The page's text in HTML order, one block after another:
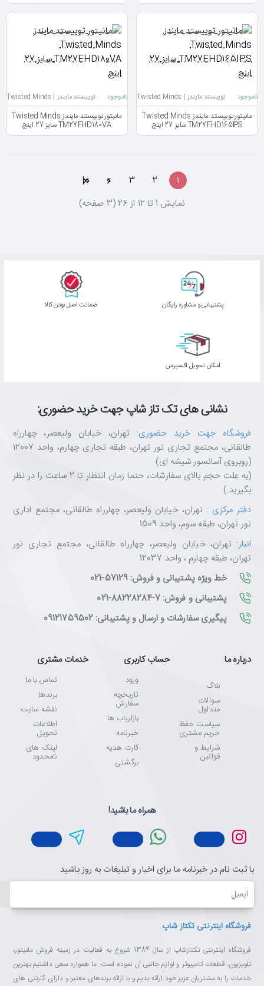
ناموجود توییستد مایندز | Twisted Minds
مانیتور توییستد مایندز Twisted Minds
TM27FHD165IPS سایز 27 اینچ
ناموجود توییستد مایندز | Twisted Minds
مانیتور توییستد مایندز Twisted Minds
TM27FHD180VA سایز 27 اینچ
1
2
3
>
>|
نمايش 1 تا 12 از 26 (3 صفحه)
پشتیبانی و مشاوره رایگان ﺿﻤﺎﻧﺖ اﺻﻞ ﺑﻮدن ﮐﺎﻟﺎ
اﻣﮑﺎن ﺗﺤﻮﯾﻞ اﮐﺴﭙﺮس
نشانی های تک تاز شاپ جهت خرید حضوری:
فروشگاه جهت خرید حضوری: تهران، خیابان ولیعصر، چهارراه
طالقانی، مجتمع تجاری نور تهران، طبقه تجاری چهارم، واحد 12007
(روبروی آسانسور شیشه ای)
(به علت حجم بالای سفارشات، حتما زمان انتظار تا 2 ساعت را در نظر
بگیرید.)
دفتر مرکزی : تهران، خیابان ولیعصر، چهارراه طالقانی، مجتمع اداری
نور تهران، طبقه سوم، واحد 1509
انبار: تهران، خیابان ولیعصر، چهارراه طالقانی، مجتمع تجاری نور
تهران، طبقه چهارم ، واحد 12037
خط ویژه پشتیبانی و فروش: 57129-021
پشتیبانی و فروش: 7-88228284-021
پیگیری سفارشات و ارسال و پشتیبانی: 09121759502
درباره ما
بلاگ
سوالات
متداول
سیاست حفظ
حریم مشتری
شرایط و
قوانین
حساب کاربری
ورود
تاریخچه
سفارش
بازاریاب ها
خبرنامه
کارت هدیه
برگشتی
خدمات مشتری
تماس با ما
برندها
نقشه سایت
اطلاعات
تحویل
لینک های
نامحدود
همراه ما باشید!
با ثبت نام در خبرنامه ما برای اخبار و تبلیغات به روز باشید
ایمیل
فروشگاه اینترنتی تکتاز شاپ
فروشگاه اینترنتی تکتازشاپ از سال 1384 شروع به فعالیت در زمینه فروش مانیتور،
تلویزیون، قطعات کامپیوتر و لوازم جانبی آن نموده است. ما همواره سعی داشتیم بهترین
خدمات را به مشتریان عزیز خود ارائه بدیم و با ارائه برندهای معتبر و دارای گارنتی های